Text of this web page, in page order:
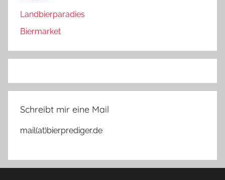
Landbierparadies
Biermarket
Schreibt mir eine Mail
mail(at)bierprediger.de